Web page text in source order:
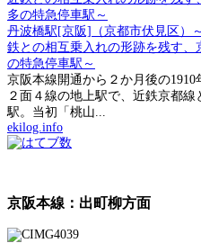
丹波橋駅[京阪]（京都市伏見区）
鉄との相互乗入れの形跡を残す
の特急停車駅～
京阪本線開通から２か月後の
２面４線の地上駅で、近鉄京都
駅。当初「桃山...
ekilog.info
京阪本線：出町柳方面